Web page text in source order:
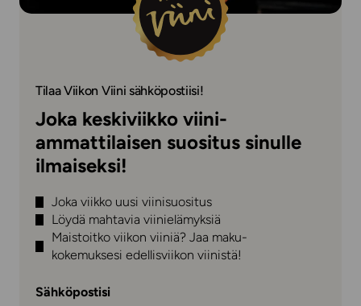
Tilaa Viikon Viini sähköpostiisi!
Joka keskiviikko viini-
ammattilaisen suositus sinulle
ilmaiseksi!
Joka viikko uusi viinisuositus
Löydä mahtavia viinielämyksiä
Maistoitko viikon viiniä? Jaa maku-
kokemuksesi edellisviikon viinistä!
Sähköpostisi